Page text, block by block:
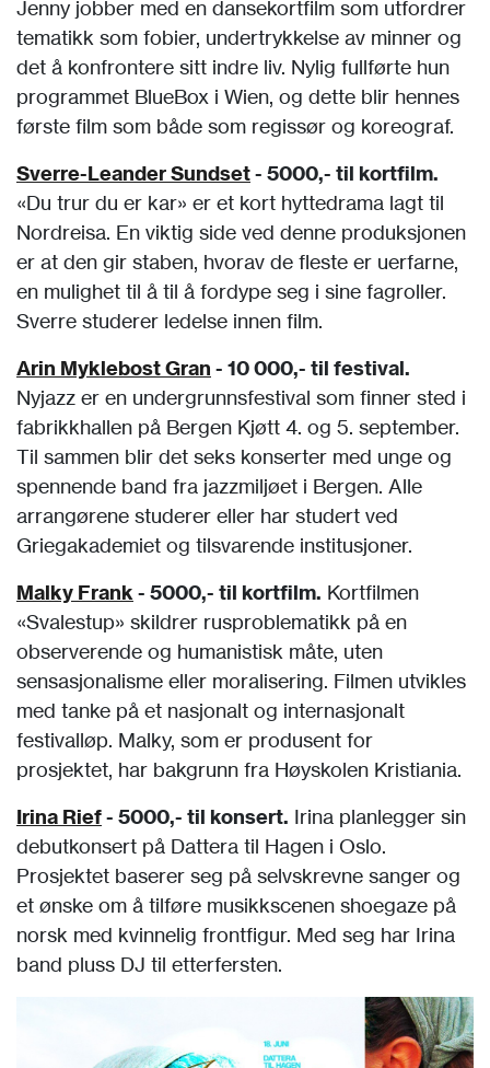
Jenny jobber med en dansekortfilm som utfordrer
tematikk som fobier, undertrykkelse av minner og
det å konfrontere sitt indre liv. Nylig fullførte hun
programmet BlueBox i Wien, og dette blir hennes
første film som både som regissør og koreograf.
Sverre-Leander Sundset- 5000,- til kortfilm.
«Du trur du er kar» er et kort hyttedrama lagt til
Nordreisa. En viktig side ved denne produksjonen
er at den gir staben, hvorav de fleste er uerfarne,
en mulighet til å til å fordype seg i sine fagroller.
Sverre studerer ledelse innen film.
Arin Myklebost Gran - 10 000,- til festival.
Nyjazz er en undergrunnsfestival som finner sted i
fabrikkhallen på Bergen Kjøtt 4. og 5. september.
Til sammen blir det seks konserter med unge og
spennende band fra jazzmiljøet i Bergen. Alle
arrangørene studerer eller har studert ved
Griegakademiet og tilsvarende institusjoner.
Malky Frank- 5000,- til kortfilm. Kortfilmen
«Svalestup» skildrer rusproblematikk på en
observerende og humanistisk måte, uten
sensasjonalisme eller moralisering. Filmen utvikles
med tanke på et nasjonalt og internasjonalt
festivalløp. Malky, som er produsent for
prosjektet, har bakgrunn fra Høyskolen Kristiania.
Irina Rief- 5000,- til konsert. Irina planlegger sin
debutkonsert på Dattera til Hagen i Oslo.
Prosjektet baserer seg på selvskrevne sanger og
et ønske om å tilføre musikkscenen shoegaze på
norsk med kvinnelig frontfigur. Med seg har Irina
band pluss DJ til etterfersten.